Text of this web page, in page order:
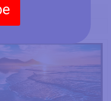
Hisense H32A5800